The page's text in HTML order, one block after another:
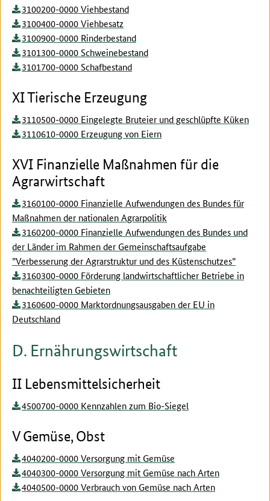
3100200-0000 Viehbestand
3100400-0000 Viehbesatz
3100900-0000 Rinderbestand
3101300-0000 Schweinebestand
3101700-0000 Schafbestand
XI Tierische Erzeugung
3110500-0000 Eingelegte Bruteier und geschlüpfte Küken
3110610-0000 Erzeugung von Eiern
XVI Finanzielle Maßnahmen für die
Agrarwirtschaft
3160100-0000 Finanzielle Aufwendungen des Bundes für
Maßnahmen der nationalen Agrarpolitik
3160200-0000 Finanzielle Aufwendungen des Bundes und
der Länder im Rahmen der Gemeinschaftsaufgabe
”Verbesserung der Agrarstruktur und des Küstenschutzes”
3160300-0000 Förderung landwirtschaftlicher Betriebe in
benachteiligten Gebieten
3160600-0000 Marktordnungsausgaben der EU in
Deutschland
D. Ernährungswirtschaft
II Lebensmittelsicherheit
4500700-0000 Kennzahlen zum Bio-Siegel
V Gemüse, Obst
4040200-0000 Versorgung mit Gemüse
4040300-0000 Versorgung mit Gemüse nach Arten
4040500-0000 Verbrauch von Gemüse nach Arten